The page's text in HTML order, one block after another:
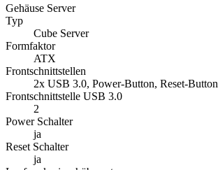
Gehäuse Server
Typ
Cube Server
Formfaktor
ATX
Frontschnittstellen
2x USB 3.0, Power-Button, Reset-Button
Frontschnittstelle USB 3.0
2
Power Schalter
ja
Reset Schalter
ja